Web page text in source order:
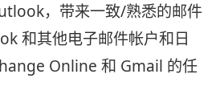
，带来一致/熟悉的邮件
和其他电子邮件帐户和日
Online 和 Gmail 的任